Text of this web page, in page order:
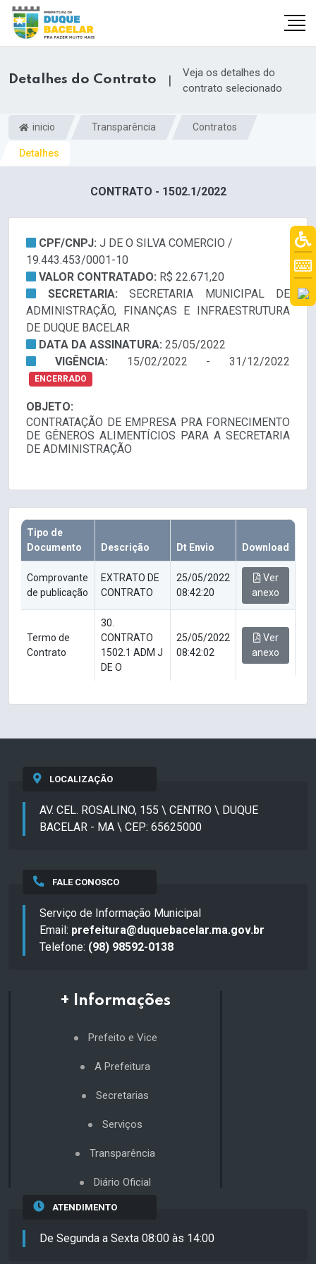
Detalhes do Contrato |
Veja os detalhes do
contrato selecionado
inicio Transparência Contratos
Detalhes
CONTRATO - 1502.1/2022
CPF/CNPJ: J DE O SILVA COMERCIO /
19.443.453/0001-10
VALOR CONTRATADO: R$ 22.671,20
SECRETARIA: SECRETARIA MUNICIPAL DE
ADMINISTRAÇÃO, FINANÇAS E INFRAESTRUTURA
DE DUQUE BACELAR
DATA DA ASSINATURA: 25/05/2022
VIGÊNCIA: 15/02/2022 - 31/12/2022
ENCERRADO
OBJETO:
CONTRATAÇÃO DE EMPRESA PRA FORNECIMENTO
DE GÊNEROS ALIMENTÍCIOS PARA A SECRETARIA
DE ADMINISTRAÇÃO
Tipo de
Documento
Descrição Dt Envio Download
Comprovante
de publicação
EXTRATO DE
CONTRATO
25/05/2022
08:42:20
Ver
anexo
Termo de
Contrato
30.
CONTRATO
1502.1 ADM J
DE O
25/05/2022
08:42:02
Ver
anexo
LOCALIZAÇÃO
AV. CEL. ROSALINO, 155 \ CENTRO \ DUQUE
BACELAR - MA \ CEP: 65625000
FALE CONOSCO
Serviço de Informação Municipal
Email: prefeitura@duquebacelar.ma.gov.br
Telefone: (98) 98592-0138
+ Informações
Prefeito e Vice
A Prefeitura
Secretarias
Serviços
Transparência
Diário Oficial
ATENDIMENTO
De Segunda a Sexta 08:00 às 14:00